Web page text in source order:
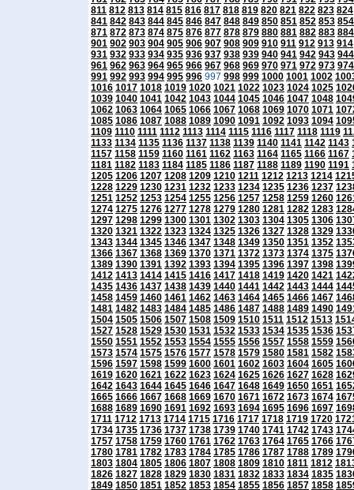
811 812 813 814 815 816 817 818 819 820 821 822 823 824
841 842 843 844 845 846 847 848 849 850 851 852 853 854
871 872 873 874 875 876 877 878 879 880 881 882 883 884
901 902 903 904 905 906 907 908 909 910 911 912 913 914
931 932 933 934 935 936 937 938 939 940 941 942 943 944
961 962 963 964 965 966 967 968 969 970 971 972 973 974
991 992 993 994 995 996 997 998 999 1000 1001 1002
1016 1017 1018 1019 1020 1021 1022 1023 1024 1025
1039 1040 1041 1042 1043 1044 1045 1046 1047 1048
1062 1063 1064 1065 1066 1067 1068 1069 1070 1071
1085 1086 1087 1088 1089 1090 1091 1092 1093 1094
1109 1110 1111 1112 1113 1114 1115 1116 1117 1118 1119
1133 1134 1135 1136 1137 1138 1139 1140 1141 1142 1143
1157 1158 1159 1160 1161 1162 1163 1164 1165 1166 1167
1181 1182 1183 1184 1185 1186 1187 1188 1189 1190 1191
1205 1206 1207 1208 1209 1210 1211 1212 1213 1214
1228 1229 1230 1231 1232 1233 1234 1235 1236 1237
1251 1252 1253 1254 1255 1256 1257 1258 1259 1260
1274 1275 1276 1277 1278 1279 1280 1281 1282 1283
1297 1298 1299 1300 1301 1302 1303 1304 1305 1306
1320 1321 1322 1323 1324 1325 1326 1327 1328 1329
1343 1344 1345 1346 1347 1348 1349 1350 1351 1352
1366 1367 1368 1369 1370 1371 1372 1373 1374 1375
1389 1390 1391 1392 1393 1394 1395 1396 1397 1398
1412 1413 1414 1415 1416 1417 1418 1419 1420 1421
1435 1436 1437 1438 1439 1440 1441 1442 1443 1444
1458 1459 1460 1461 1462 1463 1464 1465 1466 1467
1481 1482 1483 1484 1485 1486 1487 1488 1489 1490
1504 1505 1506 1507 1508 1509 1510 1511 1512 1513
1527 1528 1529 1530 1531 1532 1533 1534 1535 1536
1550 1551 1552 1553 1554 1555 1556 1557 1558 1559
1573 1574 1575 1576 1577 1578 1579 1580 1581 1582
1596 1597 1598 1599 1600 1601 1602 1603 1604 1605
1619 1620 1621 1622 1623 1624 1625 1626 1627 1628
1642 1643 1644 1645 1646 1647 1648 1649 1650 1651
1665 1666 1667 1668 1669 1670 1671 1672 1673 1674
1688 1689 1690 1691 1692 1693 1694 1695 1696 1697
1711 1712 1713 1714 1715 1716 1717 1718 1719 1720
1734 1735 1736 1737 1738 1739 1740 1741 1742 1743
1757 1758 1759 1760 1761 1762 1763 1764 1765 1766
1780 1781 1782 1783 1784 1785 1786 1787 1788 1789
1803 1804 1805 1806 1807 1808 1809 1810 1811 1812
1826 1827 1828 1829 1830 1831 1832 1833 1834 1835
1849 1850 1851 1852 1853 1854 1855 1856 1857 1858